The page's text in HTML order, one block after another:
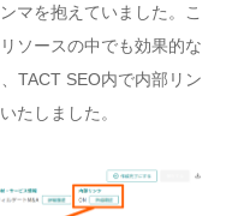
マを抱えていました。こ
ソースの中でも効果的な
TACT SEO内で内部リン
たしました。